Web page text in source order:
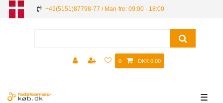
+49(5151)87798-77 / Man-fre: 09:00 - 18:00
0 DKK 0.00
☰